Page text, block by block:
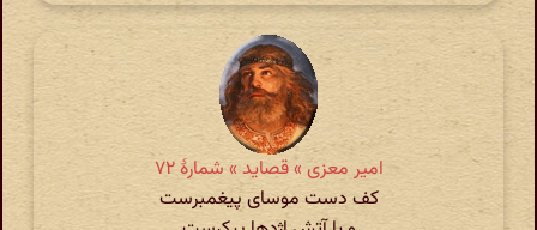
امیر معزی » قصاید » شمارهٔ ۷۲
کف دست موسای پیغمبرست